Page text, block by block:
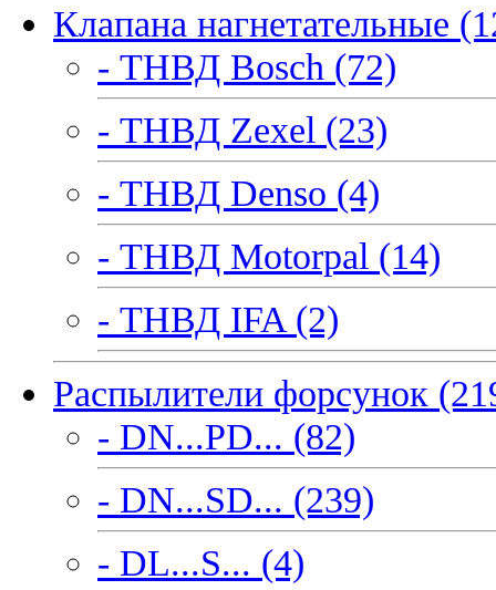
Клапана нагнетательные
- ТНВД Bosch (72)
- ТНВД Zexel (23)
- ТНВД Denso (4)
- ТНВД Motorpal (14)
- ТНВД IFA (2)
Распылители форсунок
- DN...PD... (82)
- DN...SD... (239)
- DL...S... (4)